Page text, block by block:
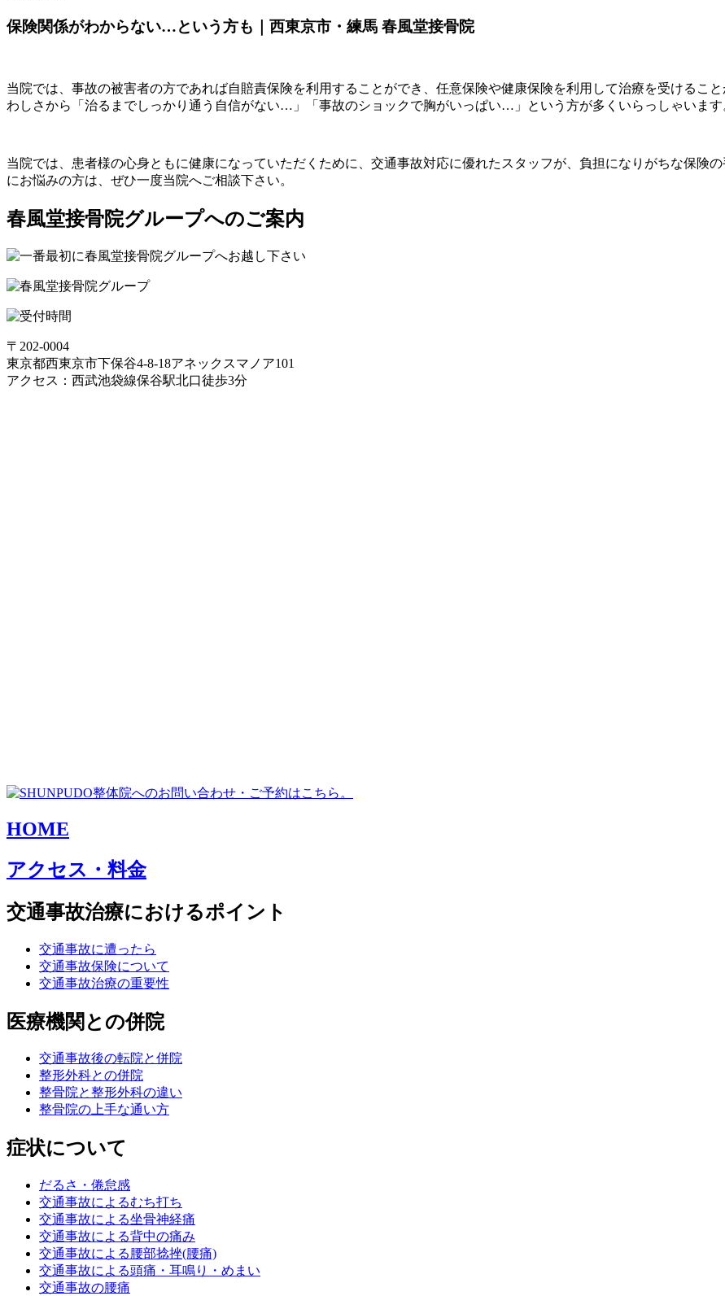
保険関係がわからない…という方も｜西東京市・練馬 春風堂接骨院
当院では、事故の被害者の方であれば自賠責保険を利用することができ、任意保険や健康保険を利用して治療を受けるこ
わしさから「治るまでしっかり通う自信がない…」「事故のショックで胸がいっぱい…」という方が多くいらっしゃいます
当院では、患者様の心身ともに健康になっていただくために、交通事故対応に優れたスタッフが、負担になりがちな保険
にお悩みの方は、ぜひ一度当院へご相談下さい。
春風堂接骨院グループへのご案内
〒202-0004
東京都西東京市下保谷4-8-18アネックスマノア101
アクセス：西武池袋線保谷駅北口徒歩3分
HOME
アクセス・料金
交通事故治療におけるポイント
交通事故に遭ったら
交通事故保険について
交通事故治療の重要性
医療機関との併院
交通事故後の転院と併院
整形外科との併院
整骨院と整形外科の違い
整骨院の上手な通い方
症状について
だるさ・倦怠感
交通事故によるむち打ち
交通事故による坐骨神経痛
交通事故による背中の痛み
交通事故による腰部捻挫(腰痛)
交通事故による頭痛・耳鳴り・めまい
交通事故の腰痛